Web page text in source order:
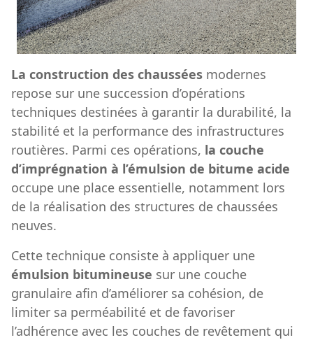
La construction des chaussées modernes
repose sur une succession d’opérations
techniques destinées à garantir la durabilité, la
stabilité et la performance des infrastructures
routières. Parmi ces opérations, la couche
d’imprégnation à l’émulsion de bitume acide
occupe une place essentielle, notamment lors
de la réalisation des structures de chaussées
neuves.
Cette technique consiste à appliquer une
émulsion bitumineuse sur une couche
granulaire afin d’améliorer sa cohésion, de
limiter sa perméabilité et de favoriser
l’adhérence avec les couches de revêtement qui